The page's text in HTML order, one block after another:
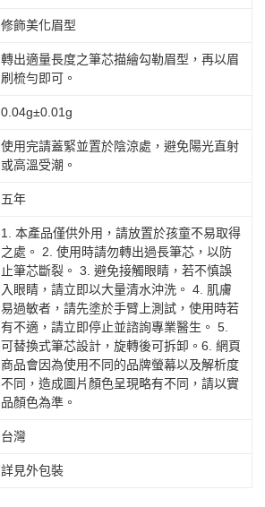
修飾美化眉型
轉出適量長度之筆芯描繪勾勒眉型，再以眉
刷梳勻即可。
0.04g±0.01g
使用完請蓋緊並置於陰涼處，避免陽光直射
或高溫受潮。
五年
1. 本產品僅供外用，請放置於孩童不易取得
之處。 2. 使用時請勿轉出過長筆芯，以防
止筆芯斷裂。 3. 避免接觸眼睛，若不慎誤
入眼睛，請立即以大量清水沖洗。 4. 肌膚
易過敏者，請先塗於手臂上測試，使用時若
有不適，請立即停止並諮詢專業醫生。 5.
可替換式筆芯設計，旋轉後可拆卸。6. 網頁
商品會因為使用不同的品牌螢幕以及解析度
不同，造成圖片顏色呈現略有不同，請以實
品顏色為準。
台灣
詳見外包裝